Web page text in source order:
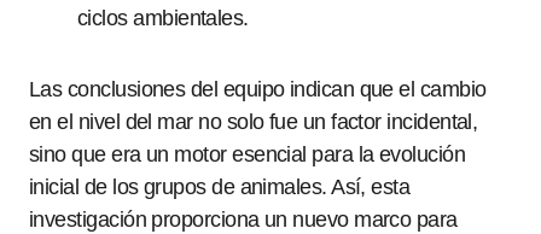
ciclos ambientales.
Las conclusiones del equipo indican que el cambio
en el nivel del mar no solo fue un factor incidental,
sino que era un motor esencial para la evolución
inicial de los grupos de animales. Así, esta
investigación proporciona un nuevo marco para